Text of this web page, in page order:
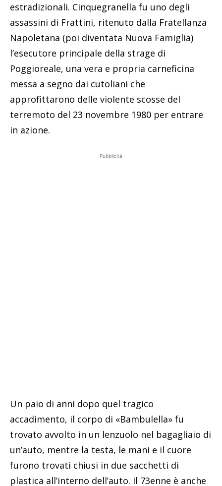
estradizionali. Cinquegranella fu uno degli
assassini di Frattini, ritenuto dalla Fratellanza
Napoletana (poi diventata Nuova Famiglia)
l’esecutore principale della strage di
Poggioreale, una vera e propria carneficina
messa a segno dai cutoliani che
approfittarono delle violente scosse del
terremoto del 23 novembre 1980 per entrare
in azione.
Pubblicità
Un paio di anni dopo quel tragico
accadimento, il corpo di «Bambulella» fu
trovato avvolto in un lenzuolo nel bagagliaio di
un’auto, mentre la testa, le mani e il cuore
furono trovati chiusi in due sacchetti di
plastica all’interno dell’auto. Il 73enne è anche